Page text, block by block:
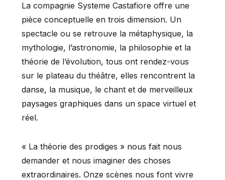
La compagnie Systeme Castafiore offre une
pièce conceptuelle en trois dimension. Un
spectacle ou se retrouve la métaphysique, la
mythologie, l’astronomie, la philosophie et la
théorie de l’évolution, tous ont rendez-vous
sur le plateau du théâtre, elles rencontrent la
danse, la musique, le chant et de merveilleux
paysages graphiques dans un space virtuel et
réel.
« La théorie des prodiges » nous fait nous
demander et nous imaginer des choses
extraordinaires. Onze scènes nous font vivre